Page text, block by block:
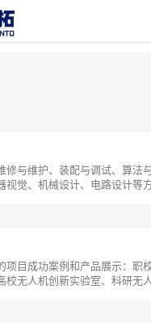
修与维护、装配与调试、算法
视觉、机械设计、电路设计等
项目成功案例和产品展示：职
校无人机创新实验室、科研无